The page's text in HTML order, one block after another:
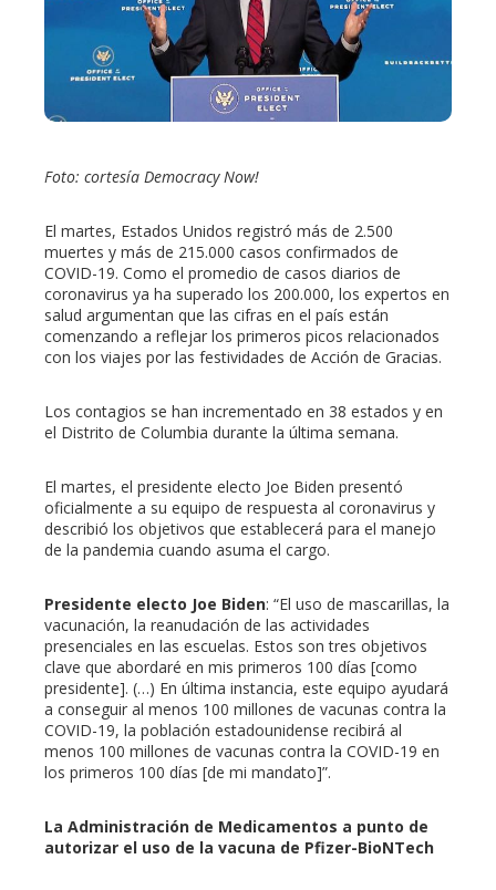
Foto: cortesía Democracy Now!
El martes, Estados Unidos registró más de 2.500
muertes y más de 215.000 casos confirmados de
COVID-19. Como el promedio de casos diarios de
coronavirus ya ha superado los 200.000, los expertos en
salud argumentan que las cifras en el país están
comenzando a reflejar los primeros picos relacionados
con los viajes por las festividades de Acción de Gracias.
Los contagios se han incrementado en 38 estados y en
el Distrito de Columbia durante la última semana.
El martes, el presidente electo Joe Biden presentó
oficialmente a su equipo de respuesta al coronavirus y
describió los objetivos que establecerá para el manejo
de la pandemia cuando asuma el cargo.
Presidente electo Joe Biden: “El uso de mascarillas, la
vacunación, la reanudación de las actividades
presenciales en las escuelas. Estos son tres objetivos
clave que abordaré en mis primeros 100 días [como
presidente]. (…) En última instancia, este equipo ayudará
a conseguir al menos 100 millones de vacunas contra la
COVID-19, la población estadounidense recibirá al
menos 100 millones de vacunas contra la COVID-19 en
los primeros 100 días [de mi mandato]”.
La Administración de Medicamentos a punto de
autorizar el uso de la vacuna de Pfizer-BioNTech